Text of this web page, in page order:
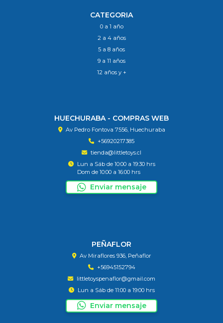
CATEGORIA
0 a 1 año
2 a 4 años
5 a 8 años
9 a 11 años
12 años y +
HUECHURABA - COMPRAS WEB
Av Pedro Fontova 7556, Huechuraba
+56920217385
tienda@littletoys.cl
Lun a Sáb de 10:00 a 19:30 hrs
Dom de 10:00 a 16:00 hrs
Enviar mensaje
PEÑAFLOR
Av Miraflores 936, Peñaflor
+56945152794
littletoyspenaflor@gmail.com
Lun a Sáb de 11:00 a 19:00 hrs
Enviar mensaje